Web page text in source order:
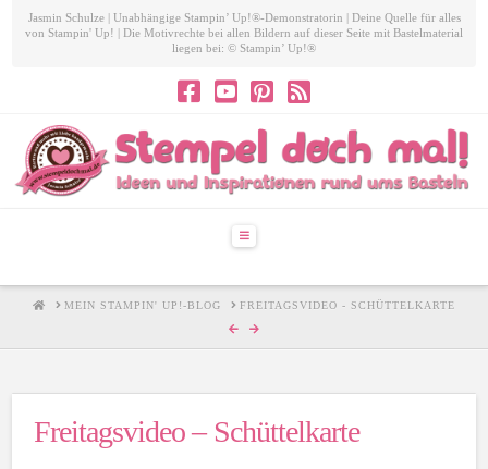
Jasmin Schulze | Unabhängige Stampin’ Up!®-Demonstratorin | Deine Quelle für alles
von Stampin' Up! | Die Motivrechte bei allen Bildern auf dieser Seite mit Bastelmaterial
liegen bei: © Stampin’ Up!®
Navigation
HOMEMEIN STAMPIN' UP!-BLOG FREITAGSVIDEO - SCHÜTTELKARTE
Freitagsvideo – Schüttelkarte